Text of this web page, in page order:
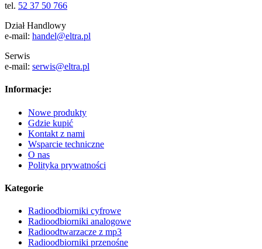
Dział Handlowy
Serwis
Informacje:
Nowe produkty
Kontakt z nami
Wsparcie techniczne
O nas
Polityka prywatności
Kategorie
Radioodbiorniki cyfrowe
Radioodtwarzacze z mp3
Radioodbiorniki przenośne
Radiooodbiorniki stacjonarne
Radiobudziki